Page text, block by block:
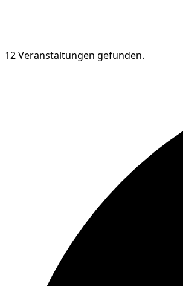
12 Veranstaltungen gefunden.